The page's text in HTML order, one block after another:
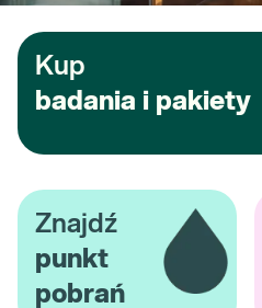
Znajdź
punkt
pobrań
Kup
badania i pakiety